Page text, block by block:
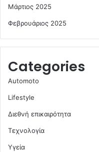
Μάρτιος 2025
Φεβρουάριος 2025
Categories
Automoto
Lifestyle
Διεθνή επικαιρότητα
Τεχνολογία
Υγεία